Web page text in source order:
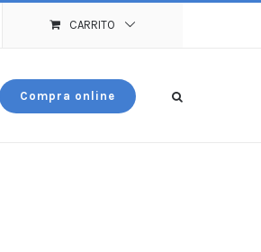
CARRITO
Compra online